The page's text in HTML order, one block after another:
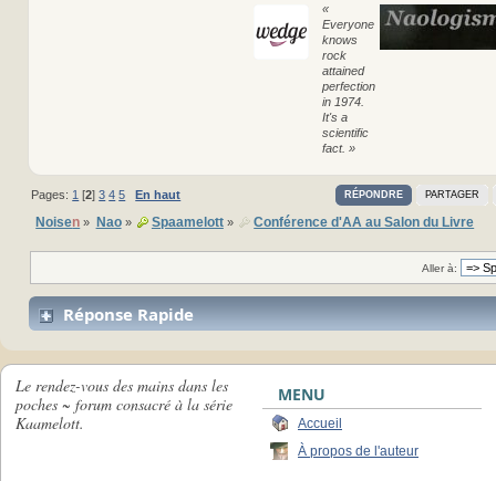
«
Everyone
knows
rock
attained
perfection
in 1974.
It's a
scientific
fact. »
RÉPONDRE PARTAGER
Pages: 1 [2]3 4 5 En haut
Noisen » Nao» Spaamelott» Conférence d'AA au Salon du Livre
Aller à:
Réponse Rapide
Le rendez-vous des mains dans les
poches ~ forum consacré à la série
Kaamelott.
MENU
Accueil
À propos de l'auteur